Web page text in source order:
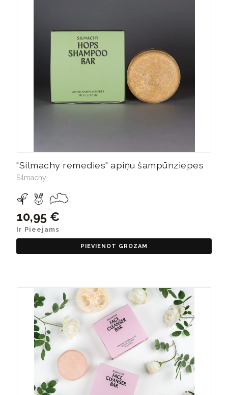
"Silmachy remedies" apiņu šampūnziepes
Silmachy
10,95 €
Ir Pieejams
PIEVIENOT GROZAM